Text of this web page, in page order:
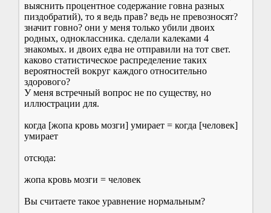
выяснить процентное содержание говна разных
пиздобратий), то я ведь прав? ведь не превозносят?
значит говно? они у меня только убили двоих
родных, одноклассника. сделали калеками 4
знакомых. и двоих едва не отправили на тот свет.
каково статистическое распределение таких
вероятностей вокруг каждого относительно
здорового?
У меня встречный вопрос не по существу, но
иллюстрации для.
когда [жопа кровь мозги] умирает = когда [человек]
умирает
отсюда:
жопа кровь мозги = человек
Вы считаете такое уравнение нормальным?